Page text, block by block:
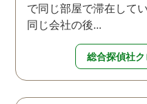
で同じ部屋で滞在して
同じ会社の後...
総合探偵社